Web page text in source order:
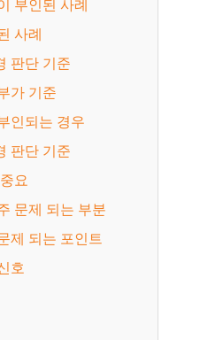
부인된 사례
사례
판단 기준
가 기준
인되는 경우
판단 기준
요
문제 되는 부분
제 되는 포인트
호